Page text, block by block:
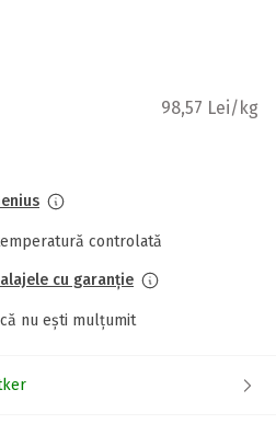
98,57 Lei/kg
controlată
cu garanție
nu ești mulțumit